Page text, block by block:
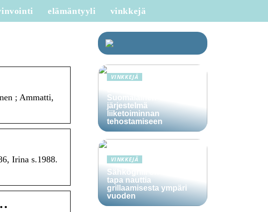
elämäntyyli vinkkejä
; Ammatti,
Irina s.1988.
VINKKEJÄ
Suomalainen CRM-
järjestelmä
liiketoiminnan
tehostamiseen
VINKKEJÄ
Sähkögrilli on vaivaton
tapa nauttia
grillaamisesta ympäri
vuoden